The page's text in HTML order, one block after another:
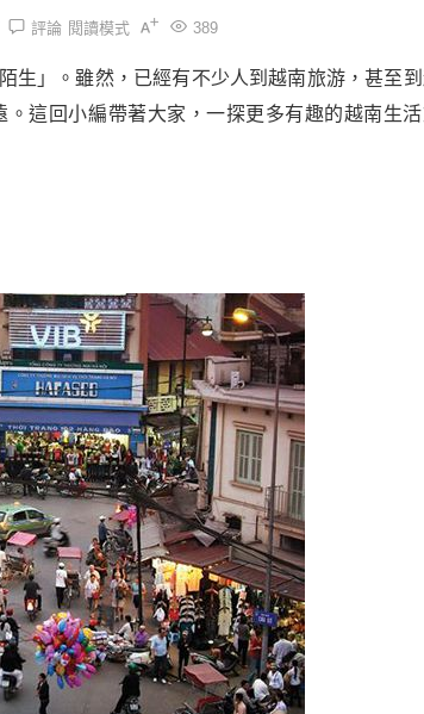
評論 389
閱讀模式
生」。雖然，已經有不少人到越南旅游，甚至
這回小編帶著大家，一探更多有趣的越南生